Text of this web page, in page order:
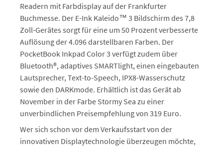
Readern mit Farbdisplay auf der Frankfurter
Buchmesse. Der E-Ink Kaleido™ 3 Bildschirm des 7,8
Zoll-Gerätes sorgt für eine um 50 Prozent verbesserte
Auflösung der 4.096 darstellbaren Farben. Der
PocketBook Inkpad Color 3 verfügt zudem über
Bluetooth®, adaptives SMARTlight, einen eingebauten
Lautsprecher, Text-to-Speech, IPX8-Wasserschutz
sowie den DARKmode. Erhältlich ist das Gerät ab
November in der Farbe Stormy Sea zu einer
unverbindlichen Preisempfehlung von 319 Euro.
Wer sich schon vor dem Verkaufsstart von der
innovativen Displaytechnologie überzeugen möchte,